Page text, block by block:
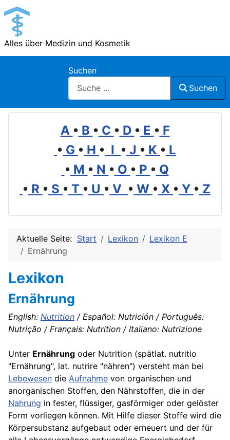
Alles über Medizin und Kosmetik
Suchen
Suchen
A • B • C • D • E • F
• G • H • I • J • K • L
• M • N • O • P • Q
• R • S • T • U • V • W • X • Y • Z
Aktuelle Seite: Start Lexikon
Lexikon E
Ernährung
Lexikon
Ernährung
English: Nutrition / Español: Nutrición / Português:
Nutrição / Français: Nutrition / Italiano: Nutrizione
Unter Ernährung oder Nutrition (spätlat. nutritio
"Ernährung", lat. nutrire "nähren") versteht man bei
Lebewesen die Aufnahme von organischen und
anorganischen Stoffen, den Nährstoffen, die in der
Nahrung in fester, flüssiger, gasförmiger oder gelöster
Form vorliegen können. Mit Hilfe dieser Stoffe wird die
Körpersubstanz aufgebaut oder erneuert und der für